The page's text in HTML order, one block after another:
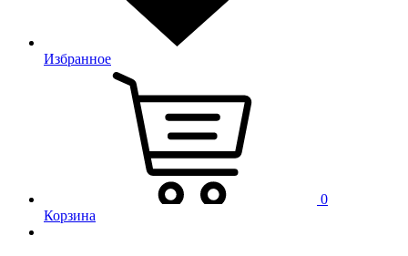
Избранное
0
Корзина